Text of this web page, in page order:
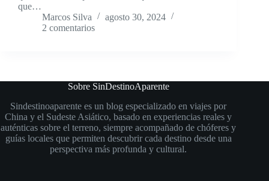
que…
Marcos Silva
agosto 30, 2024
2 comentarios
Sobre SinDestinoAparente
Sindestinoaparente es un blog especializado en viajes por
China y el Sudeste Asiático, basado en experiencias reales y
auténticas sobre el terreno, siempre acompañado de chóferes y
guías locales que permiten descubrir cada destino desde una
perspectiva más profunda y cultural.